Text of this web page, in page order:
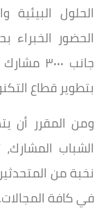
الحلول
جانب
بتطوير قطاع
ومن المقرر أن
الشباب
نخبة من
في كافة المجالات.